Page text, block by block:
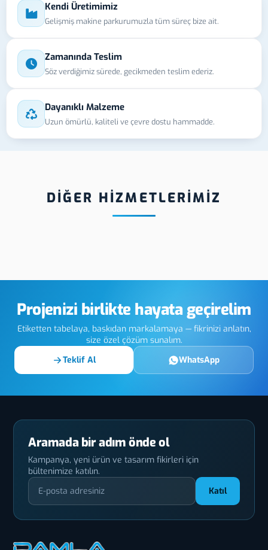
Kendi Üretimimiz
Gelişmiş makine parkurumuzla tüm süreç bize ait.
Zamanında Teslim
Söz verdiğimiz sürede, gecikmeden teslim ederiz.
Dayanıklı Malzeme
Uzun ömürlü, kaliteli ve çevre dostu hammadde.
DİĞER HİZMETLERİMİZ
Projenizi birlikte hayata geçirelim
Etiketten tabelaya, baskıdan markalamaya — fikrinizi anlatın,
size özel çözüm sunalım.
Teklif Al
WhatsApp
Aramada bir adım önde ol
Kampanya, yeni ürün ve tasarım fikirleri için
bültenimize katılın.
Katıl